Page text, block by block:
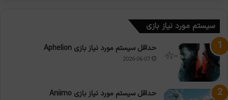
سیستم مورد نیاز بازی
حداقل سیستم مورد نیاز بازی Aphelion
2026-06-07
حداقل سیستم مورد نیاز بازی Aniimo